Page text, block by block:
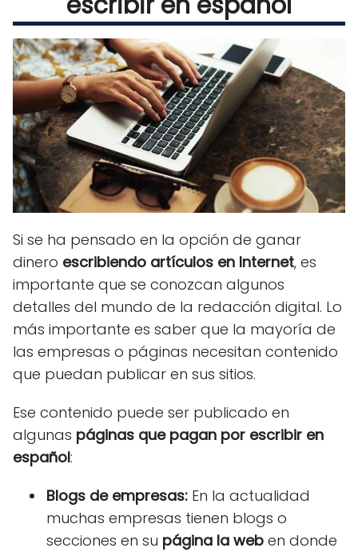
Si se ha pensado en la opción de ganar
dinero escribiendo artículos en Internet, es
importante que se conozcan algunos
detalles del mundo de la redacción digital. Lo
más importante es saber que la mayoría de
las empresas o páginas necesitan contenido
que puedan publicar en sus sitios.
Ese contenido puede ser publicado en
algunas páginas que pagan por escribir en
español:
Blogs de empresas: En la actualidad
muchas empresas tienen blogs o
secciones en su página la web en donde